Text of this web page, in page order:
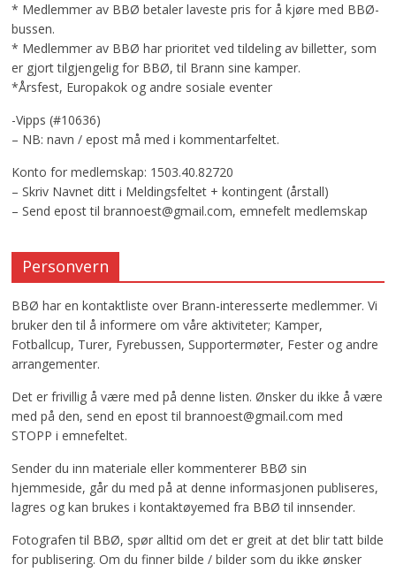
* Medlemmer av BBØ betaler laveste pris for å kjøre med BBØ-
bussen.
* Medlemmer av BBØ har prioritet ved tildeling av billetter, som
er gjort tilgjengelig for BBØ, til Brann sine kamper.
*Årsfest, Europakok og andre sosiale eventer
-Vipps (#10636)
– NB: navn / epost må med i kommentarfeltet.
Konto for medlemskap: 1503.40.82720
– Skriv Navnet ditt i Meldingsfeltet + kontingent (årstall)
– Send epost til brannoest@gmail.com, emnefelt medlemskap
Personvern
BBØ har en kontaktliste over Brann-interesserte medlemmer. Vi
bruker den til å informere om våre aktiviteter; Kamper,
Fotballcup, Turer, Fyrebussen, Supportermøter, Fester og andre
arrangementer.
Det er frivillig å være med på denne listen. Ønsker du ikke å være
med på den, send en epost til brannoest@gmail.com med
STOPP i emnefeltet.
Sender du inn materiale eller kommenterer BBØ sin
hjemmeside, går du med på at denne informasjonen publiseres,
lagres og kan brukes i kontaktøyemed fra BBØ til innsender.
Fotografen til BBØ, spør alltid om det er greit at det blir tatt bilde
for publisering. Om du finner bilde / bilder som du ikke ønsker